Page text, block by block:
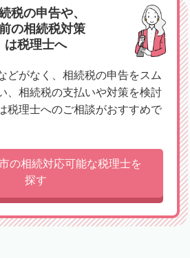
税の申告や、
の相続税対策
は税理士へ
どがなく、相続税の申告をスム
、相続税の支払いや対策を検討
税理士へのご相談がおすすめで
の相続対応可能な税理士を
探す